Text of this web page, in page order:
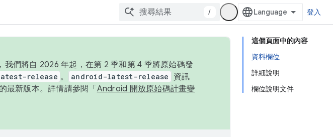
/ 登入
這個頁面中的內容
資料欄位
詳細說明
欄位說明文件
們將自 2026 年起，在第 2 季和第 4 季將原始碼發
release 。 android-latest-release
資訊
最新版本。詳情請參閱「 Android 開放原始碼計畫變